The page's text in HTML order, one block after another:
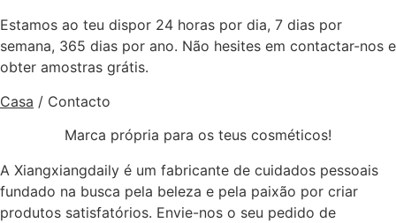
Estamos ao teu dispor 24 horas por dia, 7 dias por
semana, 365 dias por ano. Não hesites em contactar-nos e
obter amostras grátis.
Casa / Contacto
Marca própria para os teus cosméticos!
A Xiangxiangdaily é um fabricante de cuidados pessoais
fundado na busca pela beleza e pela paixão por criar
produtos satisfatórios. Envie-nos o seu pedido de